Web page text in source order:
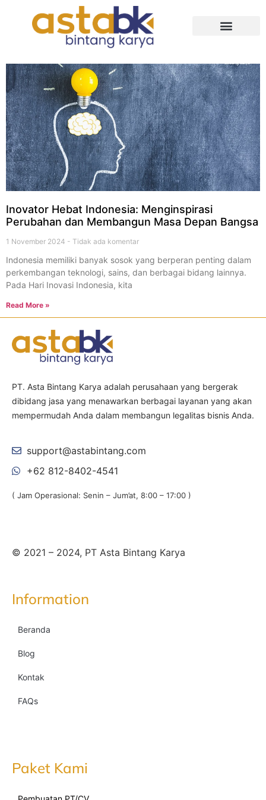
Inovator Hebat Indonesia: Menginspirasi
Perubahan dan Membangun Masa Depan Bangsa
1 November 2024 Tidak ada komentar
Indonesia memiliki banyak sosok yang berperan penting dalam
perkembangan teknologi, sains, dan berbagai bidang lainnya.
Pada Hari Inovasi Indonesia, kita
Read More »
PT. Asta Bintang Karya adalah perusahaan yang bergerak
dibidang jasa yang menawarkan berbagai layanan yang akan
mempermudah Anda dalam membangun legalitas bisnis Anda.
support@astabintang.com
+62 812-8402-4541
( Jam Operasional: Senin – Jum’at, 8:00 – 17:00 )
© 2021 – 2024, PT Asta Bintang Karya
Information
Beranda
Blog
Kontak
FAQs
Paket Kami